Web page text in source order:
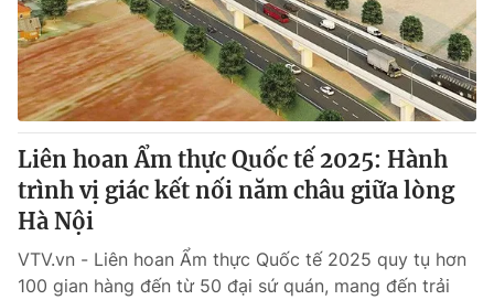
Liên hoan Ẩm thực Quốc tế 2025: Hành
trình vị giác kết nối năm châu giữa lòng
Hà Nội
VTV.vn - Liên hoan Ẩm thực Quốc tế 2025 quy tụ hơn
100 gian hàng đến từ 50 đại sứ quán, mang đến trải